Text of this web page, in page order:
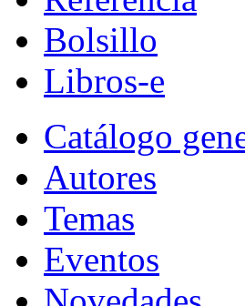
Bolsillo
Libros-e
Catálogo
Autores
Temas
Eventos